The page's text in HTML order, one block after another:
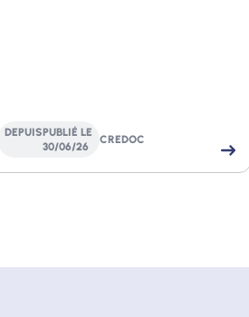
DEPUISPUBLIÉ LE
30/06/26
CREDOC